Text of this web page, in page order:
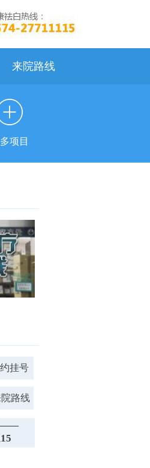
来院路线
项目
挂号
路线